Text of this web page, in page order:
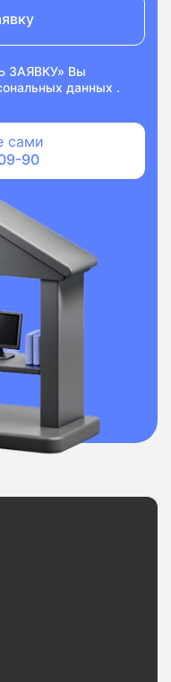
ЗАЯВКУ» Вы
данных .
сами
90